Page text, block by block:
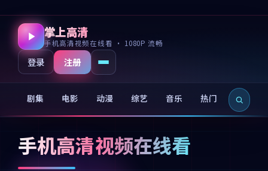
掌上高清
手机高清视频在线看 · 1080P 流畅
登录 注册
剧集 电影 动漫 综艺 音乐 热门 新片
手机高清视频在线看